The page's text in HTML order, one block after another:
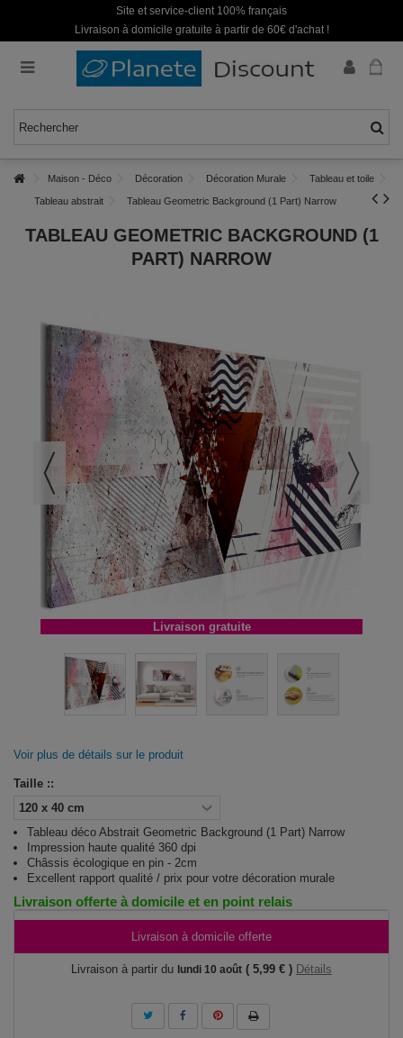
Site et service-client 100% français
Livraison à domicile gratuite à partir de 60€ d'achat !
Maison - Déco Décoration Décoration Murale Tableau et toile
Tableau abstrait Tableau Geometric Background (1 Part) Narrow
TABLEAU GEOMETRIC BACKGROUND (1
PART) NARROW
Livraison gratuite
Voir plus de détails sur le produit
Taille ::
Tableau déco Abstrait Geometric Background (1 Part) Narrow
Impression haute qualité 360 dpi
Châssis écologique en pin - 2cm
Excellent rapport qualité / prix pour votre décoration murale
Livraison offerte à domicile et en point relais
Livraison à domicile offerte
Livraison à partir du lundi 10 août ( 5,99 € ) Détails